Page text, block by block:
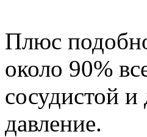
Плюс
около 90%
сосудистой
давление.